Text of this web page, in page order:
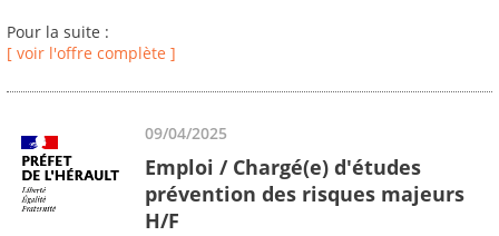
Pour la suite :
[ voir l'offre complète ]
09/04/2025
Emploi / Chargé(e) d'études
prévention des risques majeurs
H/F